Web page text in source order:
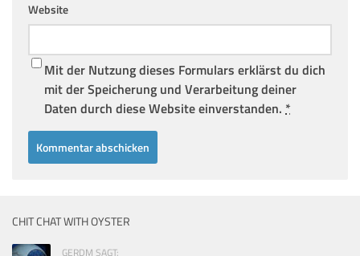
Website
Mit der Nutzung dieses Formulars erklärst du dich
mit der Speicherung und Verarbeitung deiner
Daten durch diese Website einverstanden. *
CHIT CHAT WITH OYSTER
GERDM SAGT: